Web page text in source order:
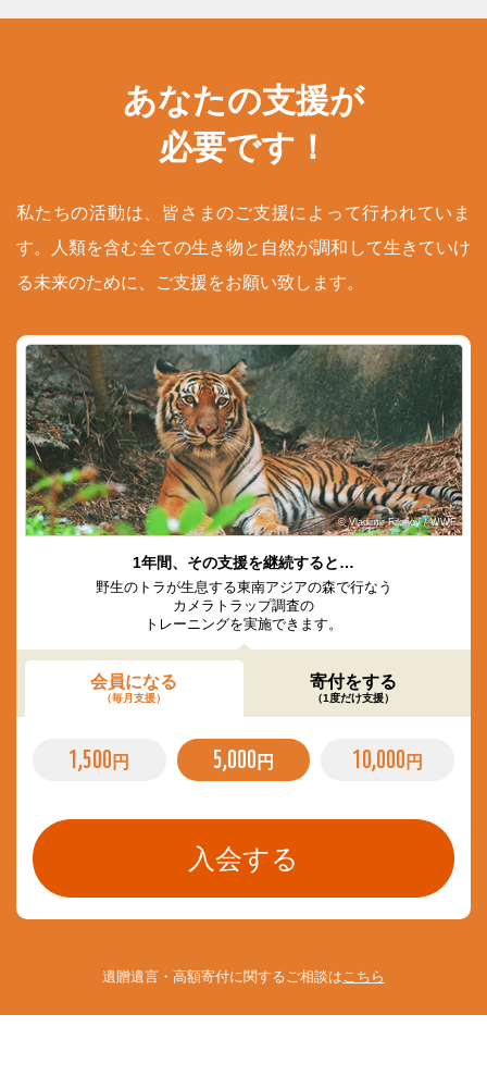
あなたの支援が
必要です！
私たちの活動は、皆さまのご支援によって行われていま
す。人類を含む全ての生き物と自然が調和して生きていけ
る未来のために、ご支援をお願い致します。
© Vladimir Filonov / WWF
1年間、その支援を継続すると…
野生のトラが生息する東南アジアの森で行なう
カメラトラップ調査の
トレーニングを実施できます。
会員になる
（毎月支援）
寄付をする
（1度だけ支援）
1,500 円 5,000 円 10,000 円
遺贈遺言・高額寄付に関するご相談は こちら